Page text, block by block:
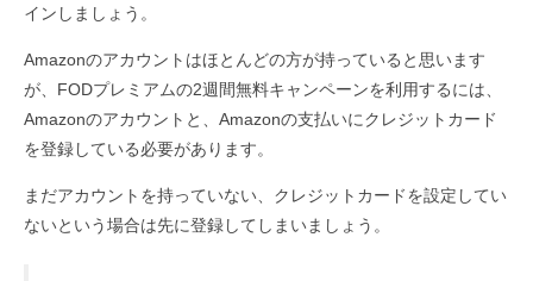
インしましょう。
Amazonのアカウントはほとんどの方が持っていると思います
が、FODプレミアムの2週間無料キャンペーンを利用するには、
Amazonのアカウントと、Amazonの支払いにクレジットカード
を登録している必要があります。
まだアカウントを持っていない、クレジットカードを設定してい
ないという場合は先に登録してしまいましょう。